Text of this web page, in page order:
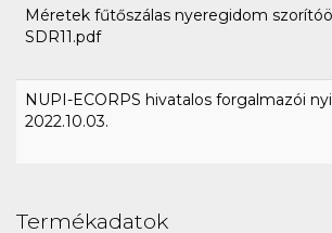
Méretek fűtőszálas nyeregidom
SDR11.pdf
NUPI-ECORPS hivatalos forgalmazói
2022.10.03.
Termékadatok